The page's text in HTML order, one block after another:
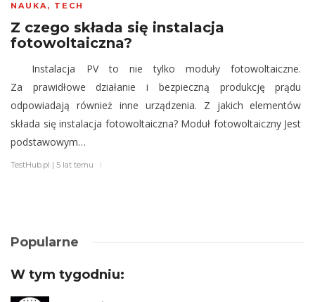
NAUKA, TECH
Z czego składa się instalacja
fotowoltaiczna?
Instalacja PV to nie tylko moduły fotowoltaiczne.
Za prawidłowe działanie i bezpieczną produkcję prądu
odpowiadają również inne urządzenia. Z jakich elementów
składa się instalacja fotowoltaiczna? Moduł fotowoltaiczny Jest
podstawowym…
TestHub.pl | 5 lat temu
Popularne
W tym tygodniu: